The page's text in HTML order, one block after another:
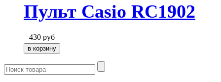
Пульт Casio RC1902
430 руб